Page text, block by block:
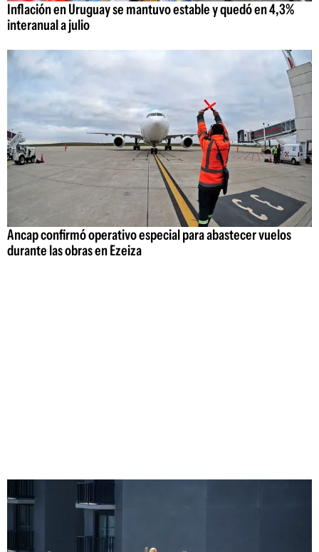
Inflación en Uruguay se mantuvo estable y quedó en 4,3%
interanual a julio
Ancap confirmó operativo especial para abastecer vuelos
durante las obras en Ezeiza